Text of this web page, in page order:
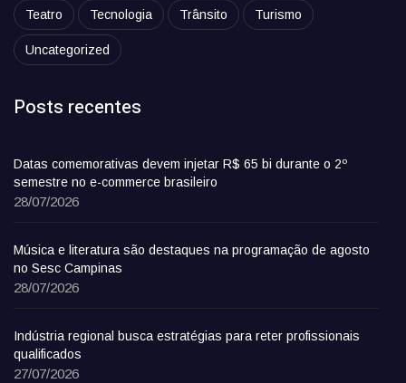
Teatro Tecnologia Trânsito Turismo
Uncategorized
Posts recentes
Datas comemorativas devem injetar R$ 65 bi durante o 2º
semestre no e-commerce brasileiro
28/07/2026
Música e literatura são destaques na programação de agosto
no Sesc Campinas
28/07/2026
Indústria regional busca estratégias para reter profissionais
qualificados
27/07/2026